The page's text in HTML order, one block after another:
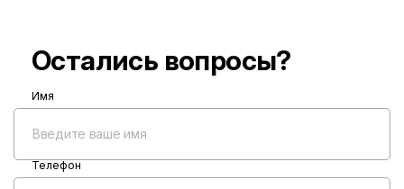
Остались вопросы?
Имя
Телефон